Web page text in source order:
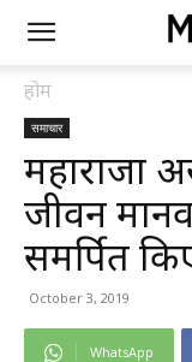
होम
समाचार
महाराजा
जीवन
समर्पित
October 3, 2019
WhatsApp